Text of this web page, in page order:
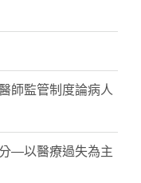
師監管制度論病人
—以醫療過失為主